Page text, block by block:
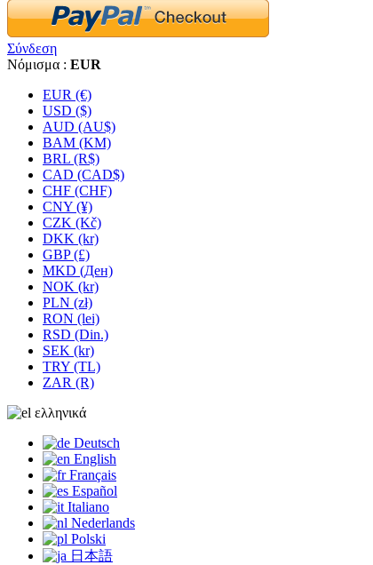
Σύνδεση
Νόμισμα : EUR
EUR (€)
USD ($)
AUD (AU$)
BAM (KM)
BRL (R$)
CAD (CAD$)
CHF (CHF)
CNY (¥)
CZK (Kč)
DKK (kr)
GBP (£)
MKD (Ден)
NOK (kr)
PLN (zł)
RON (lei)
RSD (Din.)
SEK (kr)
TRY (TL)
ZAR (R)
ελληνικά
Deutsch
English
Français
Español
Italiano
Nederlands
Polski
日本語